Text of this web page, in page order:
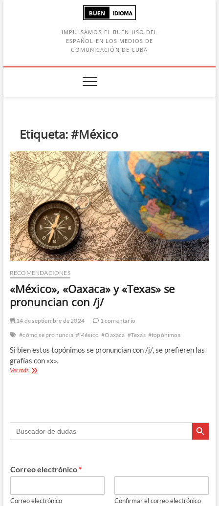
IMPULSAMOS EL BUEN USO DEL
ESPAÑOL EN LOS MEDIOS DE
COMUNICACIÓN DE CUBA
Etiqueta:#México
RECOMENDACIONES
«México», «Oaxaca» y «Texas» se
pronuncian con /j/
14 de septiembre de 2024
1 comentario
#cómo se pronuncia #México #Oaxaca #Texas #topónimos
Si bien estos topónimos se pronuncian con /j/, se prefieren las
grafías con «x».
Ver más«México»,
con
/j/
Buscar: Botón de
Correo electrónico *
Correo electrónico Confirmar el correo electrónico